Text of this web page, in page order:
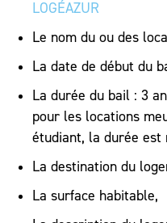
LOGÉAZUR
Le nom du ou des
La date de début du
La durée du bail : 3
pour les locations
étudiant, la durée est
La destination du
La surface habitable,